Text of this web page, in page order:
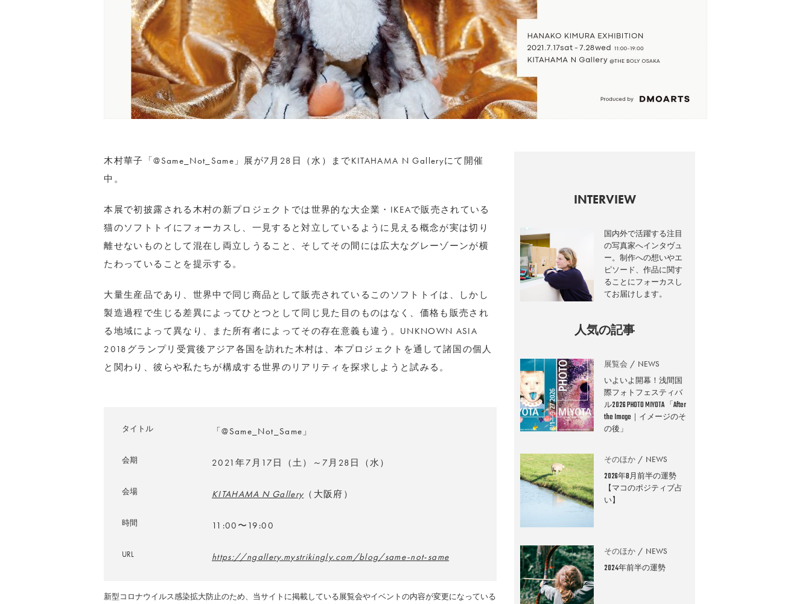
木村華子「@Same_Not_Same」展が7月28日（水）までKITAHAMA N Galleryにて開催
中。
本展で初披露される木村の新プロジェクトでは世界的な大企業・IKEAで販売されている
猫のソフトトイにフォーカスし、一見すると対立しているように見える概念が実は切り
離せないものとして混在し両立しうること、そしてその間には広大なグレーゾーンが横
たわっていることを提示する。
大量生産品であり、世界中で同じ商品として販売されているこのソフトトイは、しかし
製造過程で生じる差異によってひとつとして同じ見た目のものはなく、価格も販売され
る地域によって異なり、また所有者によってその存在意義も違う。UNKNOWN ASIA
2018グランプリ受賞後アジア各国を訪れた木村は、本プロジェクトを通して諸国の個人
と関わり、彼らや私たちが構成する世界のリアリティを探求しようと試みる。
タイトル 「@Same_Not_Same」
会期 2021年7月17日（土）～7月28日（水）
会場 KITAHAMA N Gallery （大阪府）
時間 11:00〜19:00
URL https://ngallery.mystrikingly.com/blog/same-not-same
新型コロナウイルス感染拡大防止のため、当サイトに掲載している展覧会やイベントの内容が変更になっている
INTERVIEW
国内外で活躍する注目
の写真家へインタヴュ
ー。制作への想いやエ
ピソード、作品に関す
ることにフォーカスし
てお届けします。
人気の記事
展覧会 NEWS
いよいよ開幕！浅間国
際フォトフェスティバ
ル2026 PHOTO MIYOTA 「After
the Image｜イメージのそ
の後」
そのほか NEWS
2026年8月前半の運勢
【マコのポジティブ占
い】
そのほか NEWS
2024年前半の運勢